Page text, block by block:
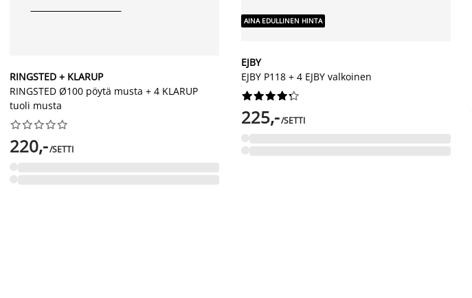
RINGSTED + KLARUP
RINGSTED Ø100 pöytä musta + 4 KLARUP
tuoli musta






220,-/SETTI
AINA EDULLINEN HINTA
EJBY
EJBY P118 + 4 EJBY valkoinen






225,-/SETTI